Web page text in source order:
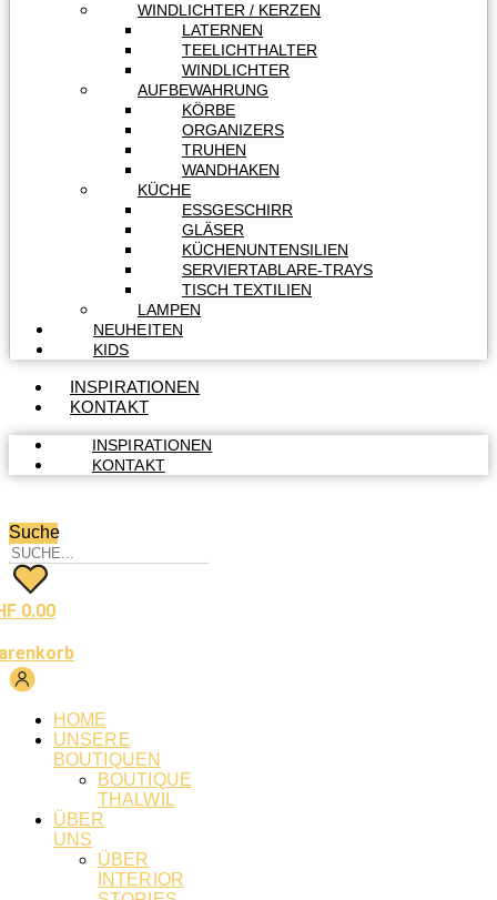
WINDLICHTER / KERZEN
LATERNEN
TEELICHTHALTER
WINDLICHTER
AUFBEWAHRUNG
KÖRBE
ORGANIZERS
TRUHEN
WANDHAKEN
KÜCHE
ESSGESCHIRR
GLÄSER
KÜCHENUNTENSILIEN
SERVIERTABLARE-TRAYS
TISCH TEXTILIEN
LAMPEN
NEUHEITEN
KIDS
INSPIRATIONEN
KONTAKT
INSPIRATIONEN
KONTAKT
Suche
0.00
HOME
UNSERE
BOUTIQUEN
BOUTIQUE
THALWIL
ÜBER
UNS
ÜBER
INTERIOR